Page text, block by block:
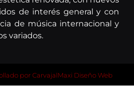
de interés general y con
de música internacional y
variados.
porCarvajalMaxi Diseño Web